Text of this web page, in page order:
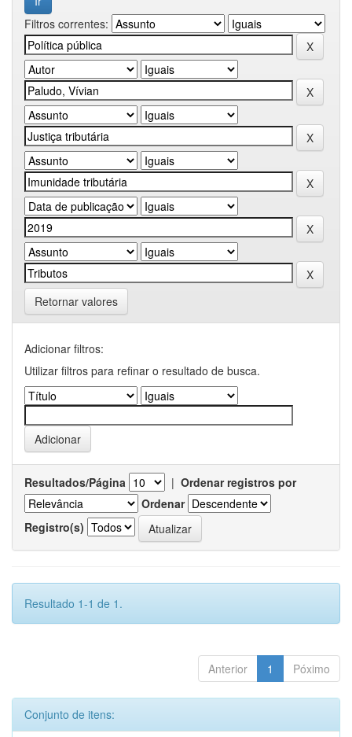
Filtros correntes:
Retornar valores
Adicionar filtros:
Utilizar filtros para refinar o resultado de busca.
Resultados/Página | Ordenar registros por
Ordenar
Registro(s)
Resultado 1-1 de 1.
Anterior 1 Póximo
Conjunto de itens: